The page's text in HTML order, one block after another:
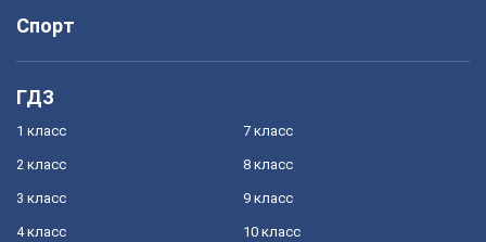
Спорт
ГДЗ
1 класс
2 класс
3 класс
4 класс
7 класс
8 класс
9 класс
10 класс